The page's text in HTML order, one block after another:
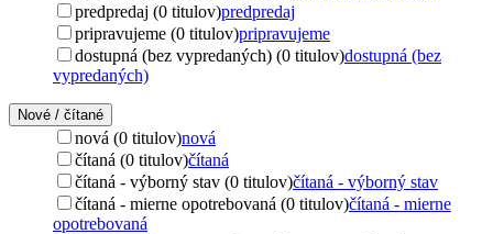
predpredaj (0 titulov)predpredaj
pripravujeme (0 titulov)pripravujeme
dostupná (bez vypredaných) (0 titulov)dostupná (bez
vypredaných)
Nové / čítané
nová (0 titulov)nová
čítaná (0 titulov)čítaná
čítaná - výborný stav (0 titulov)čítaná - výborný stav
čítaná - mierne opotrebovaná (0 titulov)čítaná - mierne
opotrebovaná